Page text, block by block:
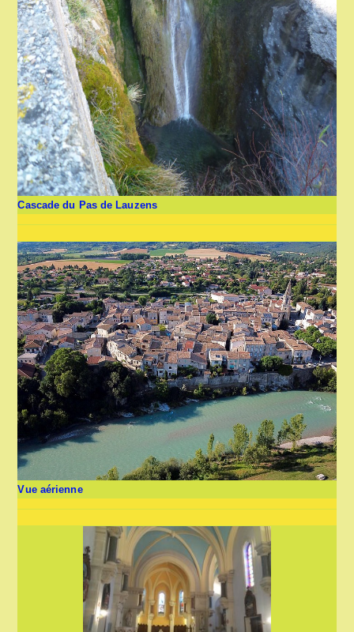
Cascade du Pas de Lauzens
Vue aérienne